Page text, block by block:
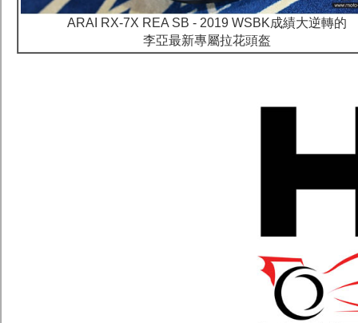
ARAI RX-7X REA SB - 2019 WSBK成績大逆轉的
李亞最新專屬拉花頭盔